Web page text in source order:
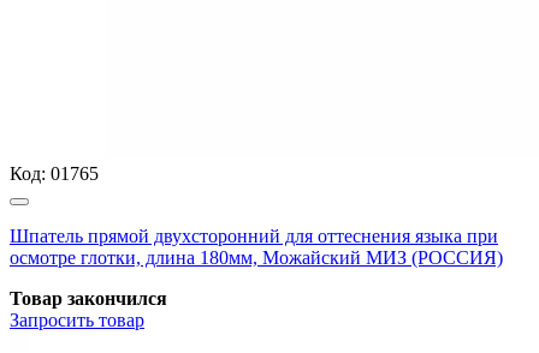
Код: 01765
Шпатель прямой двухсторонний для оттеснения языка при
осмотре глотки, длина 180мм, Можайский МИЗ (РОССИЯ)
Товар закончился
Запросить товар